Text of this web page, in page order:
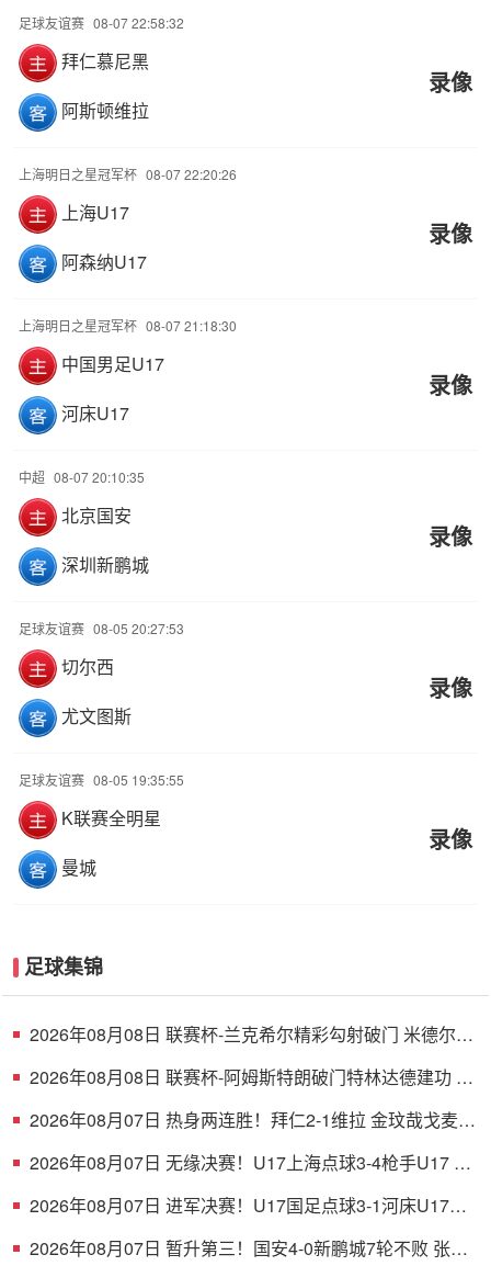
足球友谊赛 08-07 22:58:32
拜仁慕尼黑
阿斯顿维拉
录像
上海明日之星冠军杯 08-07 22:20:26
上海U17
阿森纳U17
录像
上海明日之星冠军杯 08-07 21:18:30
中国男足U17
河床U17
录像
中超 08-07 20:10:35
北京国安
深圳新鹏城
录像
足球友谊赛 08-05 20:27:53
切尔西
尤文图斯
录像
足球友谊赛 08-05 19:35:55
K联赛全明星
曼城
录像
足球集锦
2026年08月08日 联赛杯-兰克希尔精彩勾射破门 米德尔斯
2026年08月08日 联赛杯-阿姆斯特朗破门特林达德建功 狼
2026年08月07日 热身两连胜！拜仁2-1维拉 金玟哉戈麦斯
2026年08月07日 无缘决赛！U17上海点球3-4枪手U17 李
2026年08月07日 进军决赛！U17国足点球3-1河床U17将
2026年08月07日 暂升第三！国安4-0新鹏城7轮不败 张玉